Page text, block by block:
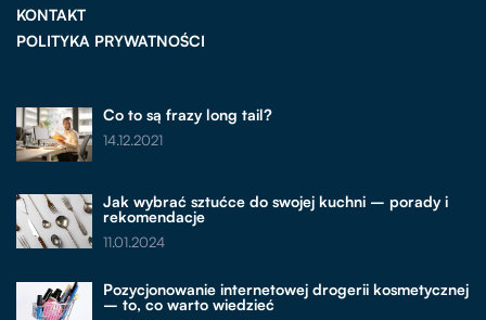
KONTAKT
POLITYKA PRYWATNOŚCI
Co to są frazy long tail?
14.12.2021
Jak wybrać sztućce do swojej kuchni – porady i
rekomendacje
11.01.2024
Pozycjonowanie internetowej drogerii kosmetycznej
– to, co warto wiedzieć